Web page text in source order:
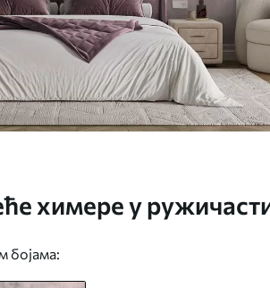
химере у
бојама: